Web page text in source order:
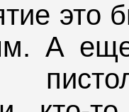
это
А